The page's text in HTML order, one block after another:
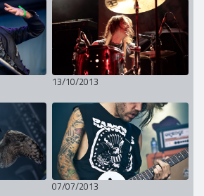
13/10/2013
07/07/2013